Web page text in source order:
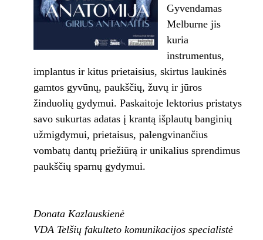
Gyvendamas
Melburne jis
kuria
instrumentus,
implantus ir kitus prietaisius, skirtus laukinės
gamtos gyvūnų, paukščių, žuvų ir jūros
žinduolių gydymui. Paskaitoje lektorius pristatys
savo sukurtas adatas į krantą išplautų banginių
užmigdymui, prietaisus, palengvinančius
vombatų dantų priežiūrą ir unikalius sprendimus
paukščių sparnų gydymui.
Donata Kazlauskienė
VDA Telšių fakulteto komunikacijos specialistė